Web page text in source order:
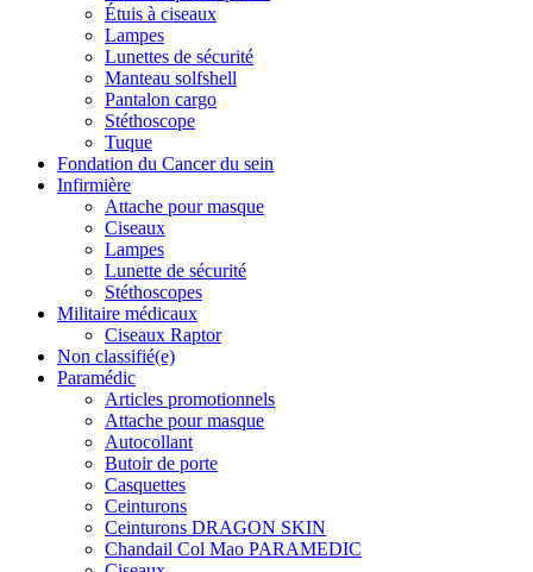
Étuis à ciseaux
Lampes
Lunettes de sécurité
Manteau solfshell
Pantalon cargo
Stéthoscope
Tuque
Fondation du Cancer du sein
Infirmière
Attache pour masque
Ciseaux
Lampes
Lunette de sécurité
Stéthoscopes
Militaire médicaux
Ciseaux Raptor
Non classifié(e)
Paramédic
Articles promotionnels
Attache pour masque
Autocollant
Butoir de porte
Casquettes
Ceinturons
Ceinturons DRAGON SKIN
Chandail Col Mao PARAMEDIC